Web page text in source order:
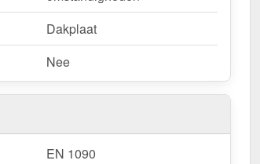
Dakplaat
Nee
EN 1090